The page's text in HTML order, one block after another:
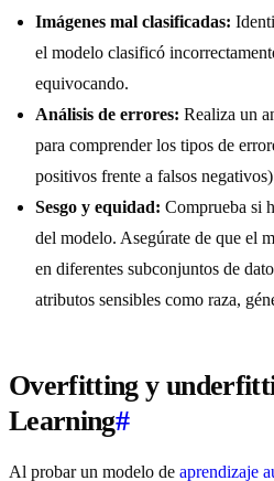
Imágenes mal clasificadas:
el modelo clasificó
equivocando.
Análisis de errores: Realiza un
para comprender los tipos de
positivos frente a falsos
Sesgo y equidad: Comprueba si
del modelo. Asegúrate de que el
en diferentes subconjuntos de
atributos sensibles como raza,
Overfitting y
Learning#
Al probar un modelo de aprendizaje